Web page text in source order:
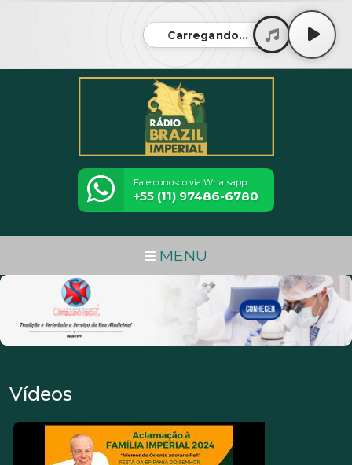
Carregando...
Fale conosco via Whatsapp:
+55 (11) 97486-6780
MENU
Vídeos